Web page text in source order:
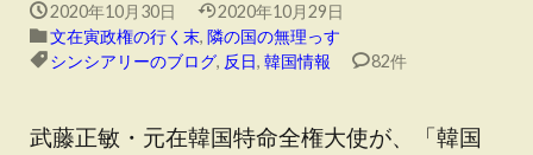
2020年10月30日
2020年10月29日
文在寅政権の行く末, 隣の国の無理っす
シンシアリーのブログ, 反日, 韓国情報 82件
武藤正敏・元在韓国特命全権大使が、「韓国